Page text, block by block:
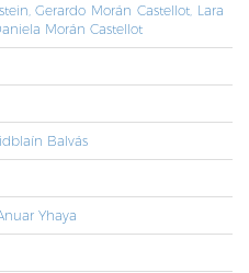
Gerardo Morán Castellot, Lara
Morán Castellot
Balvás
Yhaya